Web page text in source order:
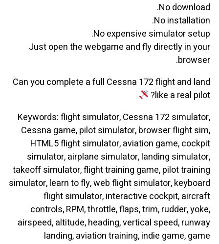
No download.
No installation.
No expensive simulator setup.
Just open the webgame and fly directly in your
browser.
Can you complete a full Cessna 172 flight and land
like a real pilot?
Keywords: flight simulator, Cessna 172 simulator,
Cessna game, pilot simulator, browser flight sim,
HTML5 flight simulator, aviation game, cockpit
simulator, airplane simulator, landing simulator,
takeoff simulator, flight training game, pilot training
simulator, learn to fly, web flight simulator, keyboard
flight simulator, interactive cockpit, aircraft
controls, RPM, throttle, flaps, trim, rudder, yoke,
airspeed, altitude, heading, vertical speed, runway
landing, aviation training, indie game, game